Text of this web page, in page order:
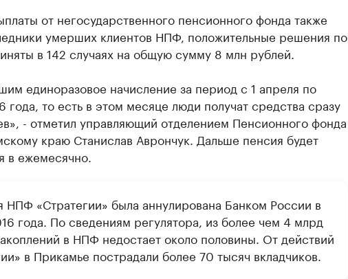
от негосударственного пенсионного фонда также
умерших клиентов НПФ, положительные решения по
в 142 случаях на общую сумму 8 млн рублей.
единоразовое начисление за период с 1 апреля по
года, то есть в этом месяце люди получат средства сразу
- отметил управляющий отделением Пенсионного фонда
краю Станислав Аврончук. Дальше пенсия будет
в ежемесячно.
НПФ «Стратегии» была аннулирована Банком России в
года. По сведениям регулятора, из более чем 4 млрд
в НПФ недостает около половины. От действий
в Прикамье пострадали более 70 тысяч вкладчиков.